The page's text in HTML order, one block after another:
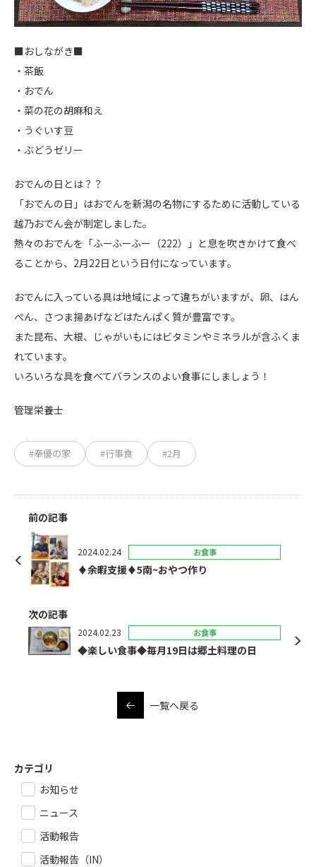
■おしながき■
・茶飯
・おでん
・菜の花の胡麻和え
・うぐいす豆
・ぶどうゼリー
おでんの日とは？？
「おでんの日」はおでんを新潟の名物にするために活動している
越乃おでん会が制定しました。
熱々のおでんを「ふーふーふー（222）」と息を吹きかけて食べ
ることから、2月22日という日付になっています。
おでんに入っている具は地域によって違ちがいますが、卵、はん
ぺん、さつま揚あげなどはたんぱく質が豊富です。
また昆布、大根、じゃがいもにはビタミンやミネラルが含ふくま
れています。
いろいろな具を食べてバランスのよい食事にしましょう！
管理栄養士
#奉優の家 #行事食 #2月
前の記事
2024.02.24 お食事
♦余暇支援♦5南~おやつ作り
次の記事
2024.02.23 お食事
◆楽しい食事◆毎月19日は郷土料理の日
一覧へ戻る
カテゴリ
お知らせ
ニュース
活動報告
活動報告（IN）